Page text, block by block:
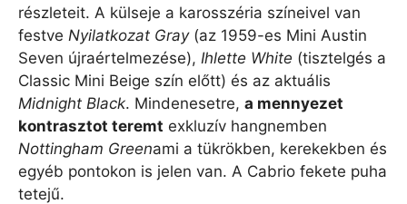
részleteit. A külseje a karosszéria színeivel van
festve Nyilatkozat Gray(az 1959-es Mini Austin
Seven újraértelmezése), Ihlette White (tisztelgés a
Classic Mini Beige szín előtt) és az aktuális
Midnight Black. Mindenesetre, a mennyezet
kontrasztot teremt exkluzív hangnemben
Nottingham Greenami a tükrökben, kerekekben és
egyéb pontokon is jelen van. A Cabrio fekete puha
tetejű.